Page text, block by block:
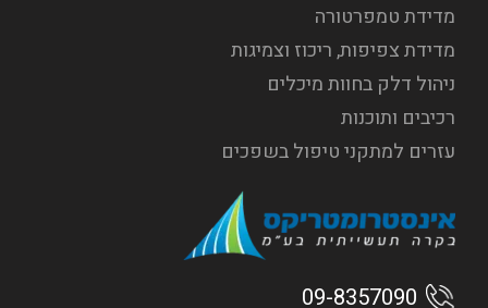
מדידת טמפרטורה
מדידת צפיפות, ריכוז וצמיגות
ניהול דלק בחוות מיכלים
רכיבים ותוכנות
עזרים למתקני טיפול בשפכים
09-8357090